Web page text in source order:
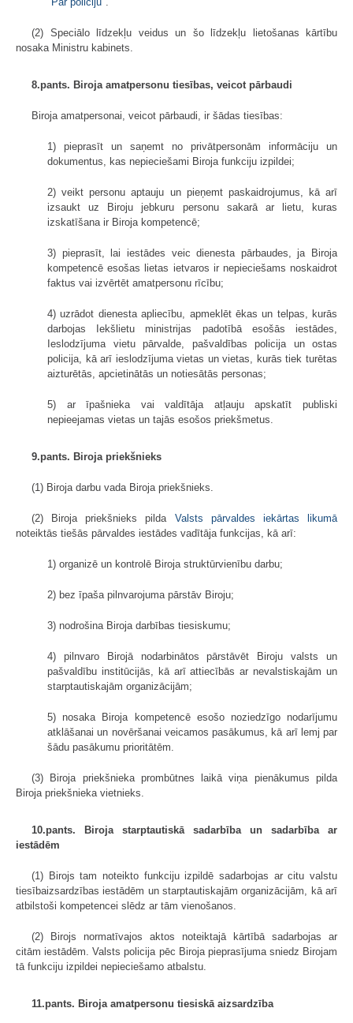
(2) Speciālo līdzekļu veidus un šo līdzekļu lietošanas kārtību
nosaka Ministru kabinets.
8.pants. Biroja amatpersonu tiesības, veicot pārbaudi
Biroja amatpersonai, veicot pārbaudi, ir šādas tiesības:
1) pieprasīt un saņemt no privātpersonām informāciju un
dokumentus, kas nepieciešami Biroja funkciju izpildei;
2) veikt personu aptauju un pieņemt paskaidrojumus, kā arī
izsaukt uz Biroju jebkuru personu sakarā ar lietu, kuras
izskatīšana ir Biroja kompetencē;
3) pieprasīt, lai iestādes veic dienesta pārbaudes, ja Biroja
kompetencē esošas lietas ietvaros ir nepieciešams noskaidrot
faktus vai izvērtēt amatpersonu rīcību;
4) uzrādot dienesta apliecību, apmeklēt ēkas un telpas, kurās
darbojas Iekšlietu ministrijas padotībā esošās iestādes,
Ieslodzījuma vietu pārvalde, pašvaldības policija un ostas
policija, kā arī ieslodzījuma vietas un vietas, kurās tiek turētas
aizturētās, apcietinātās un notiesātās personas;
5) ar īpašnieka vai valdītāja atļauju apskatīt publiski
nepieejamas vietas un tajās esošos priekšmetus.
9.pants. Biroja priekšnieks
(1) Biroja darbu vada Biroja priekšnieks.
(2) Biroja priekšnieks pilda Valsts pārvaldes iekārtas likumā
noteiktās tiešās pārvaldes iestādes vadītāja funkcijas, kā arī:
1) organizē un kontrolē Biroja struktūrvienību darbu;
2) bez īpaša pilnvarojuma pārstāv Biroju;
3) nodrošina Biroja darbības tiesiskumu;
4) pilnvaro Birojā nodarbinātos pārstāvēt Biroju valsts un
pašvaldību institūcijās, kā arī attiecībās ar nevalstiskajām un
starptautiskajām organizācijām;
5) nosaka Biroja kompetencē esošo noziedzīgo nodarījumu
atklāšanai un novēršanai veicamos pasākumus, kā arī lemj par
šādu pasākumu prioritātēm.
(3) Biroja priekšnieka prombūtnes laikā viņa pienākumus pilda
Biroja priekšnieka vietnieks.
10.pants. Biroja starptautiskā sadarbība un sadarbība ar
iestādēm
(1) Birojs tam noteikto funkciju izpildē sadarbojas ar citu valstu
tiesībaizsardzības iestādēm un starptautiskajām organizācijām, kā arī
atbilstoši kompetencei slēdz ar tām vienošanos.
(2) Birojs normatīvajos aktos noteiktajā kārtībā sadarbojas ar
citām iestādēm. Valsts policija pēc Biroja pieprasījuma sniedz Birojam
tā funkciju izpildei nepieciešamo atbalstu.
11.pants. Biroja amatpersonu tiesiskā aizsardzība